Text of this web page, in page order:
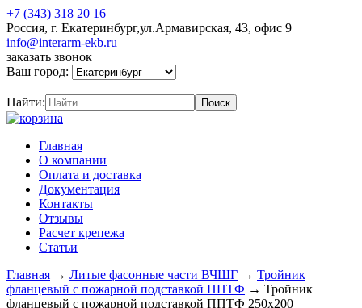
+7 (343) 318 20 16
Россия, г. Екатеринбург,ул.Армавирская, 43, офис 9
info@interarm-ekb.ru
заказать звонок
Ваш город:
Найти:
Главная
О компании
Оплата и доставка
Документация
Контакты
Отзывы
Расчет крепежа
Статьи
Главная → Литые фасонные части ВЧШГ → Тройник
фланцевый с пожарной подставкой ППТФ → Тройник
фланцевый с пожарной подставкой ППТФ 250х200